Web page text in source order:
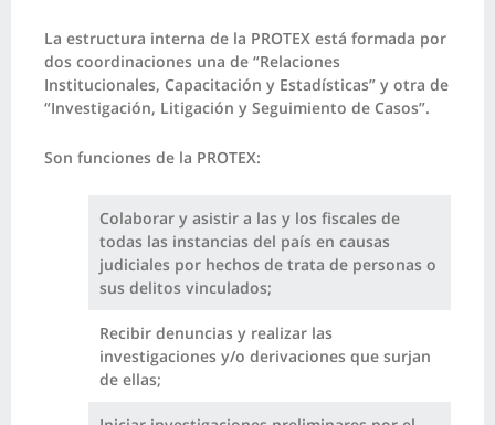
La estructura interna de la PROTEX está formada por
dos coordinaciones una de “Relaciones
Institucionales, Capacitación y Estadísticas” y otra de
“Investigación, Litigación y Seguimiento de Casos”.
Son funciones de la PROTEX:
Colaborar y asistir a las y los fiscales de
todas las instancias del país en causas
judiciales por hechos de trata de personas o
sus delitos vinculados;
Recibir denuncias y realizar las
investigaciones y/o derivaciones que surjan
de ellas;